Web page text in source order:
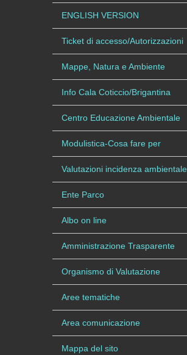
ENGLISH VERSION
Ticket di accesso/Autorizzazioni
Mappe, Natura e Ambiente
Info Cala Coticcio/Brigantina
Centro Educazione Ambientale
Modulistica-Cosa fare per
Valutazioni incidenza ambientale
Ente Parco
Albo on line
Amministrazione Trasparente
Organismo di Valutazione
Aree tematiche
Area comunicazione
Mappa del sito